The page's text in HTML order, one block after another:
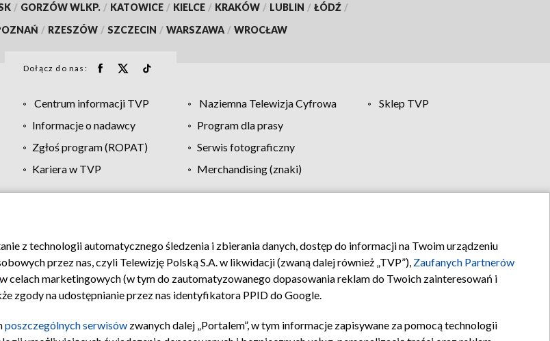
/ GORZÓW WLKP. / KATOWICE / KIELCE / KRAKÓW / LUBLIN / ŁÓDŹ /
/ RZESZÓW / SZCZECIN / WARSZAWA / WROCŁAW
Dołącz do nas:
Centrum informacji TVP Naziemna Telewizja Cyfrowa
Sklep TVP
Informacje o nadawcy
Program dla prasy
Zgłoś program (ROPAT)
Serwis fotograficzny
Kariera w TVP
Merchandising (znaki)
Moje zgody Pomoc Biuro reklamy Kontakt
z technologii automatycznego śledzenia i zbierania danych, dostęp do informacji na Twoim urządzeniu
przez nas, czyli Telewizję Polską S.A. w likwidacji (zwaną dalej również „TVP”), Zaufanych Partnerów
celach marketingowych (w tym do zautomatyzowanego dopasowania reklam do Twoich zainteresowań i
zgody na udostępnianie przez nas identyfikatora PPID do Google.
poszczególnych serwisów zwanych dalej „Portalem”, w tym informacje zapisywane za pomocą technologii